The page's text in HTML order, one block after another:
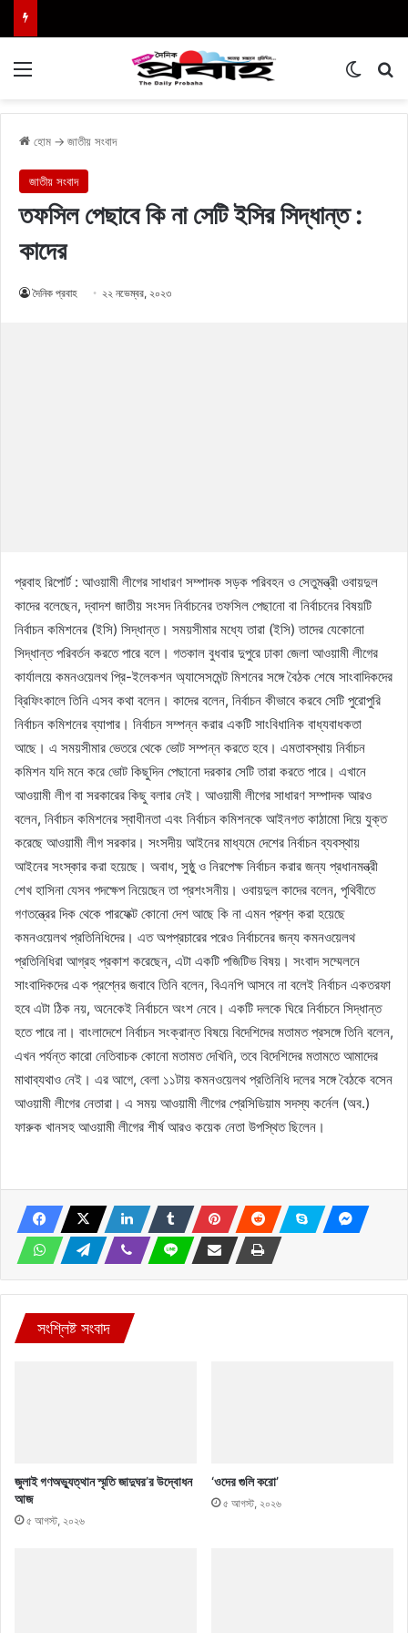
হোম → জাতীয় সংবাদ
জাতীয় সংবাদ
তফসিল পেছাবে কি না সেটি ইসির সিদ্ধান্ত :
কাদের
দৈনিক প্রবাহ ২২ নভেম্বর, ২০২৩
প্রবাহ রিপোর্ট : আওয়ামী লীগের সাধারণ সম্পাদক সড়ক পরিবহন ও সেতুমন্ত্রী ওবায়দুল
কাদের বলেছেন, দ্বাদশ জাতীয় সংসদ নির্বাচনের তফসিল পেছানো বা নির্বাচনের বিষয়টি
নির্বাচন কমিশনের (ইসি) সিদ্ধান্ত। সময়সীমার মধ্যে তারা (ইসি) তাদের যেকোনো
সিদ্ধান্ত পরিবর্তন করতে পারে বলে। গতকাল বুধবার দুপুরে ঢাকা জেলা আওয়ামী লীগের
কার্যালয়ে কমনওয়েলথ প্রি-ইলেকশন অ্যাসেসমেন্ট মিশনের সঙ্গে বৈঠক শেষে সাংবাদিকদের
ব্রিফিংকালে তিনি এসব কথা বলেন। কাদের বলেন, নির্বাচন কীভাবে করবে সেটি পুরোপুরি
নির্বাচন কমিশনের ব্যাপার। নির্বাচন সম্পন্ন করার একটি সাংবিধানিক বাধ্যবাধকতা
আছে। এ সময়সীমার ভেতরে থেকে ভোট সম্পন্ন করতে হবে। এমতাবস্থায় নির্বাচন
কমিশন যদি মনে করে ভোট কিছুদিন পেছানো দরকার সেটি তারা করতে পারে। এখানে
আওয়ামী লীগ বা সরকারের কিছু বলার নেই। আওয়ামী লীগের সাধারণ সম্পাদক আরও
বলেন, নির্বাচন কমিশনের স্বাধীনতা এবং নির্বাচন কমিশনকে আইনগত কাঠামো দিয়ে যুক্ত
করেছে আওয়ামী লীগ সরকার। সংসদীয় আইনের মাধ্যমে দেশের নির্বাচন ব্যবস্থায়
আইনের সংস্কার করা হয়েছে। অবাধ, সুষ্ঠু ও নিরপেক্ষ নির্বাচন করার জন্য প্রধানমন্ত্রী
শেখ হাসিনা যেসব পদক্ষেপ নিয়েছেন তা প্রশংসনীয়। ওবায়দুল কাদের বলেন, পৃথিবীতে
গণতন্ত্রের দিক থেকে পারফেক্ট কোনো দেশ আছে কি না এমন প্রশ্ন করা হয়েছে
কমনওয়েলথ প্রতিনিধিদের। এত অপপ্রচারের পরেও নির্বাচনের জন্য কমনওয়েলথ
প্রতিনিধিরা আগ্রহ প্রকাশ করেছেন, এটা একটি পজিটিভ বিষয়। সংবাদ সম্মেলনে
সাংবাদিকদের এক প্রশ্নের জবাবে তিনি বলেন, বিএনপি আসবে না বলেই নির্বাচন একতরফা
হবে এটা ঠিক নয়, অনেকেই নির্বাচনে অংশ নেবে। একটি দলকে ঘিরে নির্বাচনে সিদ্ধান্ত
হতে পারে না। বাংলাদেশে নির্বাচন সংক্রান্ত বিষয়ে বিদেশিদের মতামত প্রসঙ্গে তিনি বলেন,
এখন পর্যন্ত কারো নেতিবাচক কোনো মতামত দেখিনি, তবে বিদেশিদের মতামতে আমাদের
মাথাব্যথাও নেই। এর আগে, বেলা ১১টায় কমনওয়েলথ প্রতিনিধি দলের সঙ্গে বৈঠকে বসেন
আওয়ামী লীগের নেতারা। এ সময় আওয়ামী লীগের প্রেসিডিয়াম সদস্য কর্নেল (অব.)
ফারুক খানসহ আওয়ামী লীগের শীর্ষ আরও কয়েক নেতা উপস্থিত ছিলেন।
সংশ্লিষ্ট সংবাদ
জুলাই গণঅভ্যুত্থান স্মৃতি জাদুঘর’র উদ্বোধন
আজ
৫ আগস্ট, ২০২৬
‘ওদের গুলি করো’
৫ আগস্ট, ২০২৬